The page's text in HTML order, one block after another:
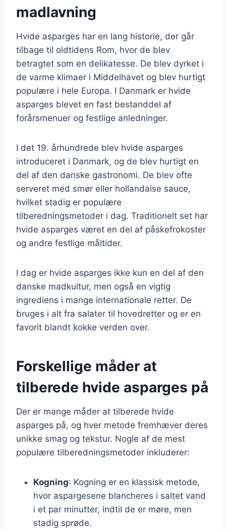
madlavning
Hvide asparges har en lang historie, der går
tilbage til oldtidens Rom, hvor de blev
betragtet som en delikatesse. De blev dyrket i
de varme klimaer i Middelhavet og blev hurtigt
populære i hele Europa. I Danmark er hvide
asparges blevet en fast bestanddel af
forårsmenuer og festlige anledninger.
I det 19. århundrede blev hvide asparges
introduceret i Danmark, og de blev hurtigt en
del af den danske gastronomi. De blev ofte
serveret med smør eller hollandaise sauce,
hvilket stadig er populære
tilberedningsmetoder i dag. Traditionelt set har
hvide asparges været en del af påskefrokoster
og andre festlige måltider.
I dag er hvide asparges ikke kun en del af den
danske madkultur, men også en vigtig
ingrediens i mange internationale retter. De
bruges i alt fra salater til hovedretter og er en
favorit blandt kokke verden over.
Forskellige måder at
tilberede hvide asparges på
Der er mange måder at tilberede hvide
asparges på, og hver metode fremhæver deres
unikke smag og tekstur. Nogle af de mest
populære tilberedningsmetoder inkluderer:
Kogning: Kogning er en klassisk metode,
hvor aspargesene blancheres i saltet vand
i et par minutter, indtil de er møre, men
stadig sprøde.